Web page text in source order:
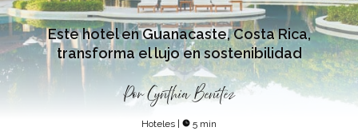
Este hotel en Guanacaste, Costa Rica,
transforma el lujo en sostenibilidad
PorCynthia Benítez
Hoteles 5 min